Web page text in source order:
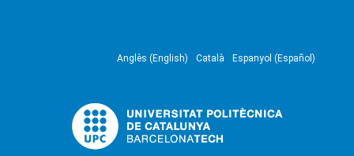
Anglès (English) Català Espanyol (Español)